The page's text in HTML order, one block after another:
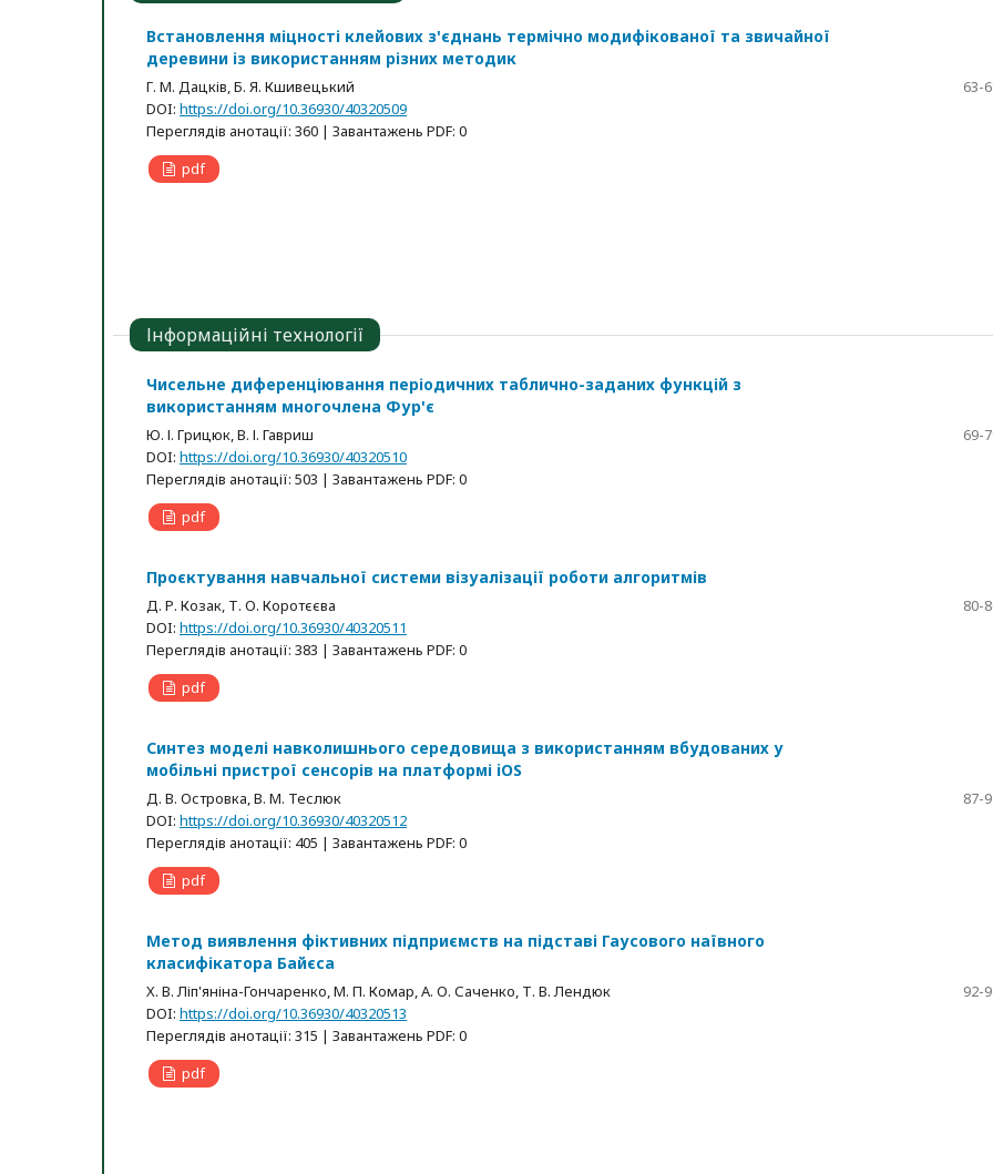
Встановлення міцності клейових з'єднань термічно модифікованої та звичайної
деревини із використанням різних методик
Г. М. Дацків, Б. Я. Кшивецький
63-
DOI: https://doi.org/10.36930/40320509
Переглядів анотації: 360 | Завантажень PDF: 0
pdf
Інформаційні технології
Чисельне диференціювання періодичних таблично-заданих функцій з
використанням многочлена Фур'є
Ю. І. Грицюк, В. І. Гавриш
69-
DOI: https://doi.org/10.36930/40320510
Переглядів анотації: 503 | Завантажень PDF: 0
pdf
Проєктування навчальної системи візуалізації роботи алгоритмів
Д. Р. Козак, Т. О. Коротєєва
80-
DOI: https://doi.org/10.36930/40320511
Переглядів анотації: 383 | Завантажень PDF: 0
pdf
Синтез моделі навколишнього середовища з використанням вбудованих у
мобільні пристрої сенсорів на платформі iOS
Д. В. Островка, В. М. Теслюк
87-
DOI: https://doi.org/10.36930/40320512
Переглядів анотації: 405 | Завантажень PDF: 0
pdf
Метод виявлення фіктивних підприємств на підставі Гаусового наївного
класифікатора Байєса
Х. В. Ліп'яніна-Гончаренко, М. П. Комар, А. О. Саченко, Т. В. Лендюк
92-
DOI: https://doi.org/10.36930/40320513
Переглядів анотації: 315 | Завантажень PDF: 0
pdf